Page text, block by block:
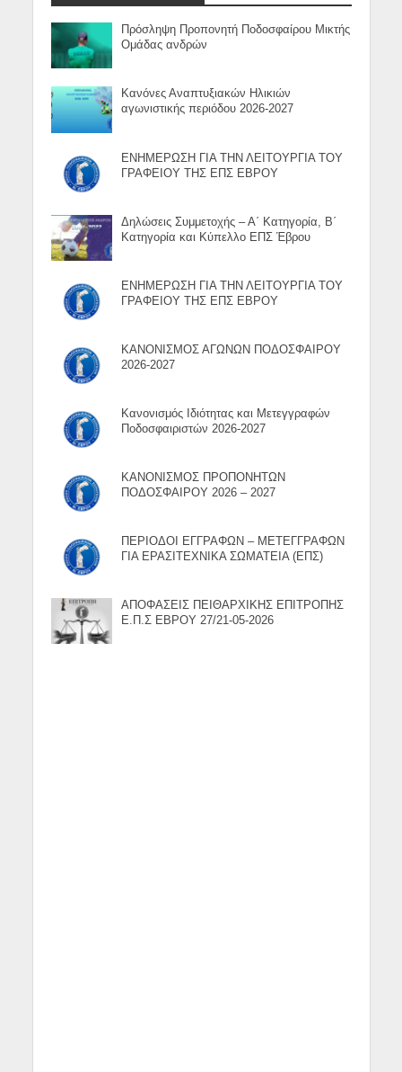
Πρόσληψη Προπονητή Ποδοσφαίρου Μικτής
Ομάδας ανδρών
Κανόνες Αναπτυξιακών Ηλικιών
αγωνιστικής περιόδου 2026-2027
ΕΝΗΜΕΡΩΣΗ ΓΙΑ ΤΗΝ ΛΕΙΤΟΥΡΓΙΑ ΤΟΥ
ΓΡΑΦΕΙΟΥ ΤΗΣ ΕΠΣ ΕΒΡΟΥ
Δηλώσεις Συμμετοχής – Α΄ Κατηγορία, Β΄
Κατηγορία και Κύπελλο ΕΠΣ Έβρου
ΕΝΗΜΕΡΩΣΗ ΓΙΑ ΤΗΝ ΛΕΙΤΟΥΡΓΙΑ ΤΟΥ
ΓΡΑΦΕΙΟΥ ΤΗΣ ΕΠΣ ΕΒΡΟΥ
ΚΑΝΟΝΙΣΜΟΣ ΑΓΩΝΩΝ ΠΟΔΟΣΦΑΙΡΟΥ
2026-2027
Κανονισμός Ιδιότητας και Μετεγγραφών
Ποδοσφαιριστών 2026-2027
ΚΑΝΟΝΙΣΜΟΣ ΠΡΟΠΟΝΗΤΩΝ
ΠΟΔΟΣΦΑΙΡΟΥ 2026 – 2027
ΠΕΡΙΟΔΟΙ ΕΓΓΡΑΦΩΝ – ΜΕΤΕΓΓΡΑΦΩΝ
ΓΙΑ ΕΡΑΣΙΤΕΧΝΙΚΑ ΣΩΜΑΤΕΙΑ (ΕΠΣ)
ΑΠΟΦΑΣΕΙΣ ΠΕΙΘΑΡΧΙΚΗΣ ΕΠΙΤΡΟΠΗΣ
Ε.Π.Σ ΕΒΡΟΥ 27/21-05-2026